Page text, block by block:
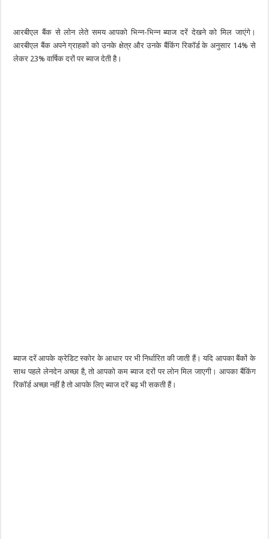
आरबीएल बैंक से लोन लेते समय आपको भिन्न-भिन्न ब्याज दरें देखने को मिल जाएंगे।
आरबीएल बैंक अपने ग्राहकों को उनके क्षेत्र और उनके बैंकिंग रिकॉर्ड के अनुसार 14% से
लेकर 23% वार्षिक दरों पर ब्याज देती है।
ब्याज दरें आपके क्रेडिट स्कोर के आधार पर भी निर्धारित की जाती हैं। यदि आपका बैंकों के
साथ पहले लेनदेन अच्छा है, तो आपको कम ब्याज दरों पर लोन मिल जाएगी। आपका बैंकिंग
रिकॉर्ड अच्छा नहीं है तो आपके लिए ब्याज दरें बढ़ भी सकती हैं।